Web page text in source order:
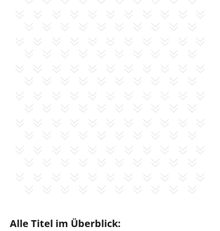
Alle Titel im Überblick: